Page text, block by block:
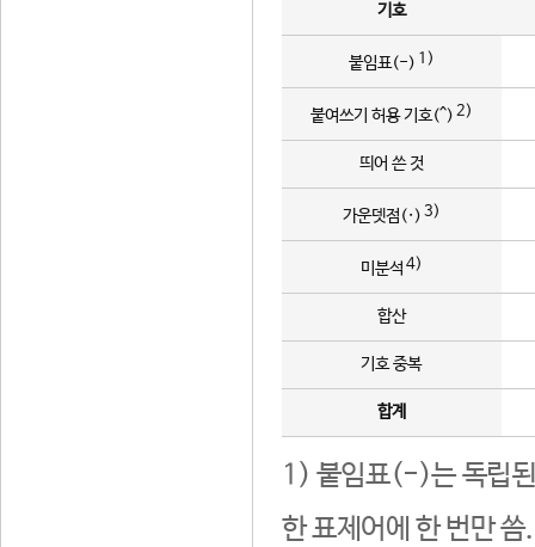
기호
붙임표(-) 1)
붙여쓰기 허용 기호(^) 2)
띄어 쓴 것
가운뎃점(·) 3)
미분석 4)
합산
기호 중복
합계
1) 붙임표(-)는 독립된
한 표제어에 한 번만